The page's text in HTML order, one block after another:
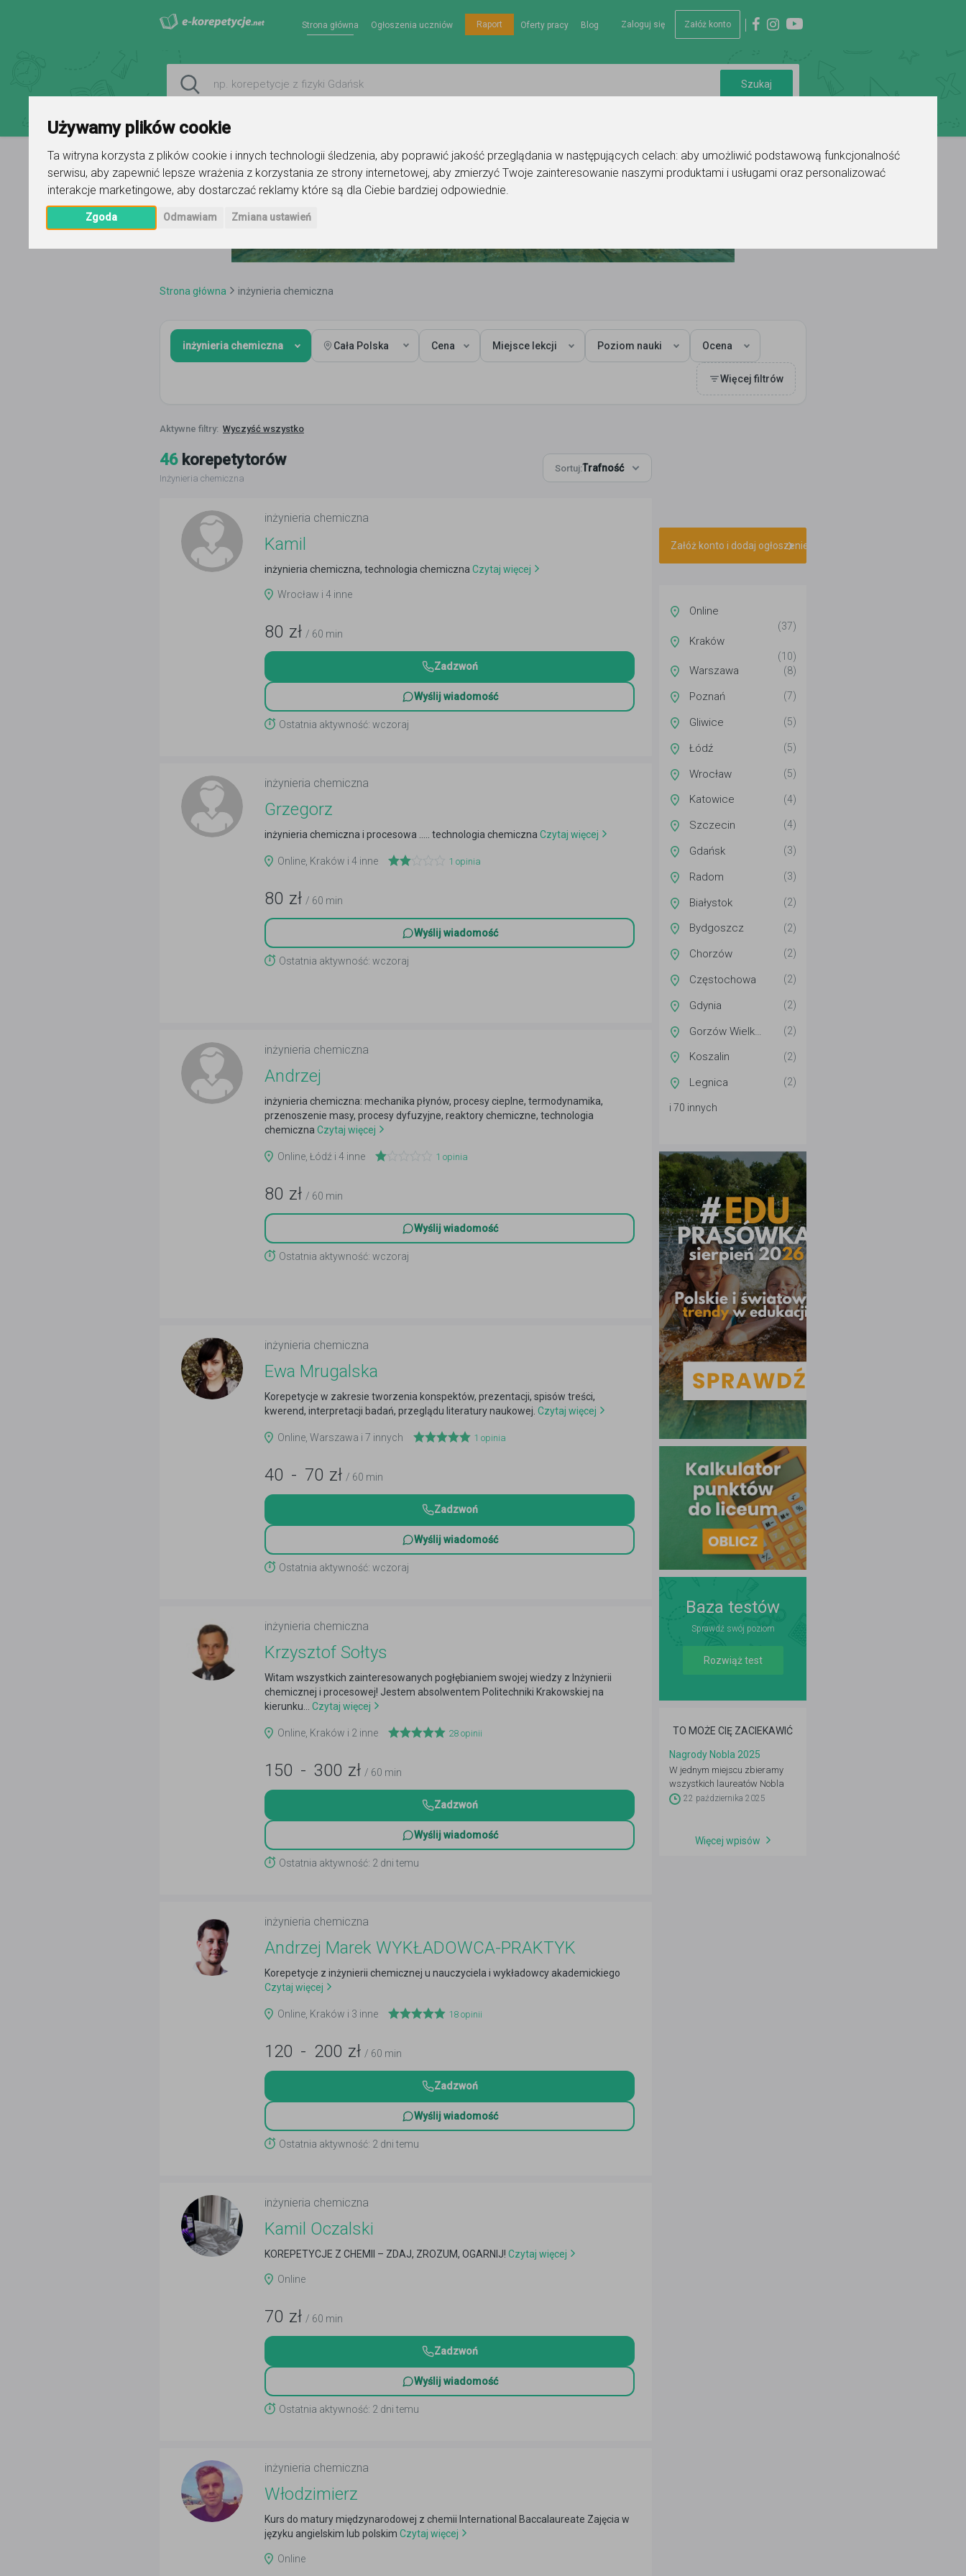
Używamy plików cookie
Ta witryna korzysta z plików cookie i innych technologii śledzenia, aby poprawić jakość przeglądania w następujących celach: aby umożliwić podstawową funkcjonalność
serwisu, aby zapewnić lepsze wrażenia z korzystania ze strony internetowej, aby zmierzyć Twoje zainteresowanie naszymi produktami i usługami oraz personalizować
interakcje marketingowe, aby dostarczać reklamy które są dla Ciebie bardziej odpowiednie.
Zgoda Odmawiam Zmiana ustawień
Zaloguj się Załóż konto
Strona główna Ogłoszenia uczniów Raport Oferty pracy Blog
Strona główna inżynieria chemiczna
inżynieria chemiczna Cała Polska Cena
Więcej filtrów
Miejsce lekcji Poziom nauki Ocena
Wyczyść wszystko
46 korepetytorów
Inżynieria chemiczna
Sortuj:Trafność
inżynieria chemiczna
Kamil
inżynieria chemiczna, technologia chemiczna Czytaj więcej
Wrocław i 4 inne
80 zł / 60 min
Zadzwoń
Wyślij wiadomość
Ostatnia aktywność: wczoraj
inżynieria chemiczna
Grzegorz
inżynieria chemiczna i procesowa ..... technologia chemiczna Czytaj więcej
Online, Kraków i 4 inne 1 opinia
80 zł / 60 min
Wyślij wiadomość
Ostatnia aktywność: wczoraj
inżynieria chemiczna
Andrzej
inżynieria chemiczna: mechanika płynów, procesy cieplne, termodynamika,
przenoszenie masy, procesy dyfuzyjne, reaktory chemiczne, technologia
chemiczna Czytaj więcej
Online, Łódź i 4 inne 1 opinia
80 zł / 60 min
Wyślij wiadomość
Ostatnia aktywność: wczoraj
inżynieria chemiczna
Ewa Mrugalska
Korepetycje w zakresie tworzenia konspektów, prezentacji, spisów treści,
kwerend, interpretacji badań, przeglądu literatury naukowej. Czytaj więcej
Online, Warszawa i 7 innych 1 opinia
40 - 70 zł / 60 min
Zadzwoń
Wyślij wiadomość
Ostatnia aktywność: wczoraj
inżynieria chemiczna
Krzysztof Sołtys
Witam wszystkich zainteresowanych pogłębianiem swojej wiedzy z Inżynierii
chemicznej i procesowej! Jestem absolwentem Politechniki Krakowskiej na
kierunku...
Czytaj więcej
Online, Kraków i 2 inne 28 opinii
150 - 300 zł / 60 min
Zadzwoń
Wyślij wiadomość
Ostatnia aktywność: 2 dni temu
inżynieria chemiczna
Andrzej Marek WYKŁADOWCA-PRAKTYK
Korepetycje z inżynierii chemicznej u nauczyciela i wykładowcy akademickiego
Czytaj więcej
Online, Kraków i 3 inne 18 opinii
120 - 200 zł / 60 min
Zadzwoń
Wyślij wiadomość
Ostatnia aktywność: 2 dni temu
inżynieria chemiczna
Kamil Oczalski
KOREPETYCJE Z CHEMII – ZDAJ, ZROZUM, OGARNIJ! Czytaj więcej
Online
70 zł / 60 min
Zadzwoń
Wyślij wiadomość
Ostatnia aktywność: 2 dni temu
inżynieria chemiczna
Włodzimierz
Kurs do matury międzynarodowej z chemii International Baccalaureate Zajęcia w
języku angielskim lub polskim Czytaj więcej
Online
Załóż konto i dodaj ogłoszenie
Online
(37)
Kraków
(10)
Warszawa (8)
Poznań (7)
Gliwice (5)
Łódź (5)
Wrocław (5)
Katowice (4)
Szczecin (4)
Gdańsk (3)
Radom (3)
Białystok (2)
Bydgoszcz (2)
Chorzów (2)
Częstochowa (2)
Gdynia (2)
(2)
Koszalin (2)
Legnica (2)
i 70 innych
Baza testów
Sprawdź swój poziom
Rozwiąż test
TO MOŻE CIĘ ZACIEKAWIĆ
Nagrody Nobla 2025
W jednym miejscu zbieramy
wszystkich laureatów Nobla
2025. Sprawdź, kto został
22 października 2025
Więcej wpisów